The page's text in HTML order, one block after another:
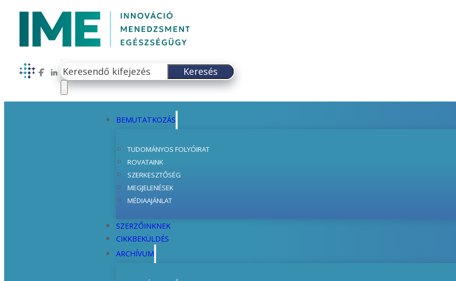
Follow us on Facebook
Follow us on LinkedIn
Keresés
Keresés
BEMUTATKOZÁS
TUDOMÁNYOS FOLYÓIRAT
ROVATAINK
SZERKESZTŐSÉG
MEGJELENÉSEK
MÉDIAAJÁNLAT
SZERZŐINKNEK
CIKKBEKÜLDÉS
ARCHÍVUM